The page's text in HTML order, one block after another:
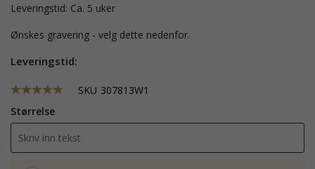
Leveringstid: Ca. 5 uker
Ønskes gravering - velg dette nedenfor.
Leveringstid:
SKU 307813W1
Størrelse